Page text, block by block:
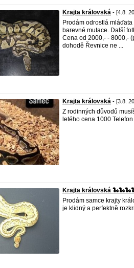
Krajta královská - [4.8.
Prodám odrostlá
barevné mutace. Další
Cena od 2000,- - 8000,-
dohodě Řevnice ne ...
Krajta královská - [3.8.
Z rodinných důvodů
letého cena 1000
Krajta královská
Prodám samce krajty
je klidný a perfektně